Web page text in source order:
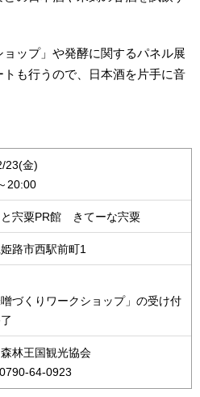
ップ」や発酵に関するパネル展
も行うので、日本酒を片手に音
23(金)
20:00
宍粟PR館 きてーな宍粟
路市西駅前町1
づくりワークショップ」の受け付
林王国観光協会
64-0923